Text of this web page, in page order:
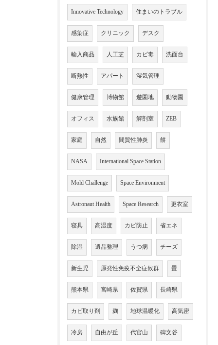
Innovative Technology 住まいのトラブル
感染症 クリニック デスク
輸入商品 人工芝 カビ毒 洗面台
断熱性 アパート 湿気管理
健康管理 博物館 遊園地 動物園
オフィス 水族館 解剖室 ZEB
家庭 自然 間質性肺炎 餅
NASA International Space Station
Mold Challenge Space Environment
Astronaut Health Space Research 更衣室
寝具 高湿度 カビ防止 省エネ
除湿 遺品整理 うつ病 チーズ
新生児 原発性免疫不全症候群 畳
熊本県 宮崎県 佐賀県 長崎県
カビ取り剤 麹 地球温暖化 高気密
冷房 自由が丘 代官山 碑文谷